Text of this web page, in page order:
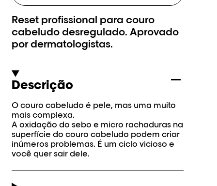
Reset profissional para couro
cabeludo desregulado. Aprovado
por dermatologistas.
Descrição
O couro cabeludo é pele, mas uma muito
mais complexa.
A oxidação do sebo e micro rachaduras na
superfície do couro cabeludo podem criar
inúmeros problemas. É um ciclo vicioso e
você quer sair dele.